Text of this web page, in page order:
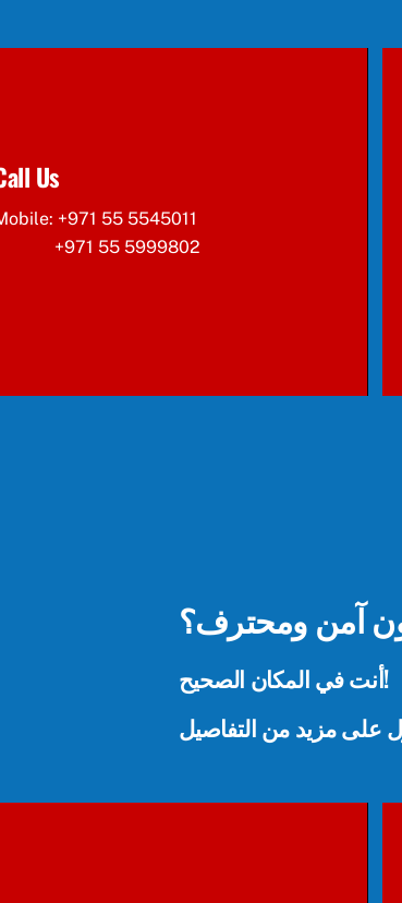
Us
+971 55 5545011
+971 55 5999802
آمن ومحترف؟
أنت في المكان الصحيح!
على مزيد من التفاصيل